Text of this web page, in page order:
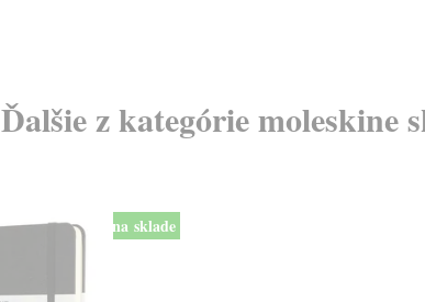
Ďalšie z kategórie moleskine
na sklade